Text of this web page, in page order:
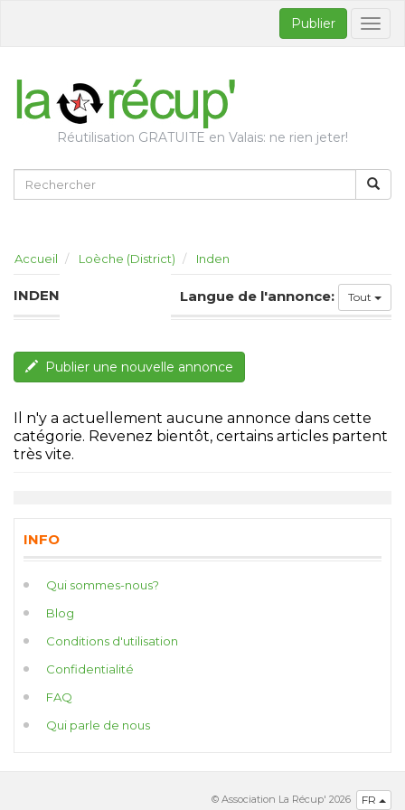
Publier
Réutilisation GRATUITE en Valais: ne rien jeter!
Accueil Loèche (District) Inden
INDEN Langue de l'annonce: Tout
Publier une nouvelle annonce
Il n'y a actuellement aucune annonce dans cette
catégorie. Revenez bientôt, certains articles partent
très vite.
INFO
Qui sommes-nous?
Blog
Conditions d'utilisation
Confidentialité
FAQ
Qui parle de nous
FR
© Association La Récup' 2026